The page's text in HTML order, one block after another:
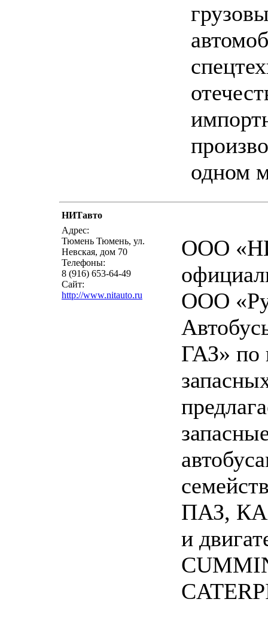
одном
НИТавто
Адрес:
Тюмень Тюмень, ул.
Невская, дом 70
Телефоны:
8 (916) 653-64-49
Сайт:
http://www.nitauto.ru
ООО
ООО
ГАЗ» по
ПАЗ,
и